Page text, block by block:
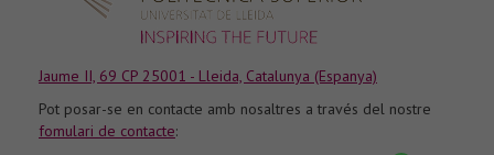
Jaume II, 69 CP 25001 - Lleida, Catalunya (Espanya)
Pot posar-se en contacte amb nosaltres a través del nostre
fomulari de contacte: